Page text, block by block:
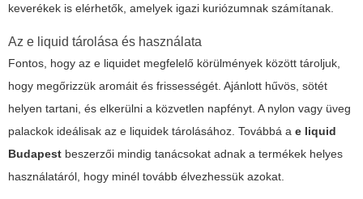
keverékek is elérhetők, amelyek igazi kuriózumnak számítanak.
Az e liquid tárolása és használata
Fontos, hogy az e liquidet megfelelő körülmények között tároljuk,
hogy megőrizzük aromáit és frissességét. Ajánlott hűvös, sötét
helyen tartani, és elkerülni a közvetlen napfényt. A nylon vagy üveg
palackok ideálisak az e liquidek tárolásához. Továbbá a e liquid
Budapest beszerzői mindig tanácsokat adnak a termékek helyes
használatáról, hogy minél tovább élvezhessük azokat.